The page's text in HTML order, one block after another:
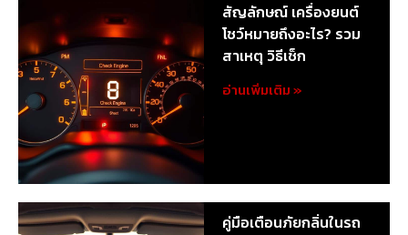
สัญลักษณ์ เครื่องยนต์
โชว์หมายถึงอะไร? รวม
สาเหตุ วิธีเช็ก
อ่านเพิ่มเติม »
คู่มือเตือนภัยกลิ่นในรถ